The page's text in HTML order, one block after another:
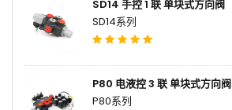
SD14 手控 1 联 单块式方向阀
SD14系列
P80 电液控 3 联 单块式方向阀
P80系列